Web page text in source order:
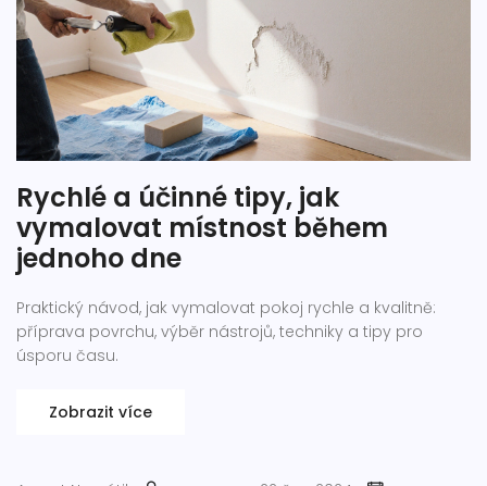
Rychlé a účinné tipy, jak
vymalovat místnost během
jednoho dne
Praktický návod, jak vymalovat pokoj rychle a kvalitně:
příprava povrchu, výběr nástrojů, techniky a tipy pro
úsporu času.
Zobrazit více